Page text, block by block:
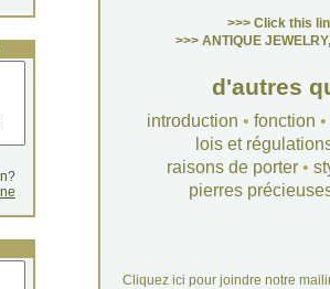
>>> Click this
>>> ANTIQUE
d'autres
introduction • fonction •
lois et
raisons de porter•
pierres
Cliquez ici pour joindre notre